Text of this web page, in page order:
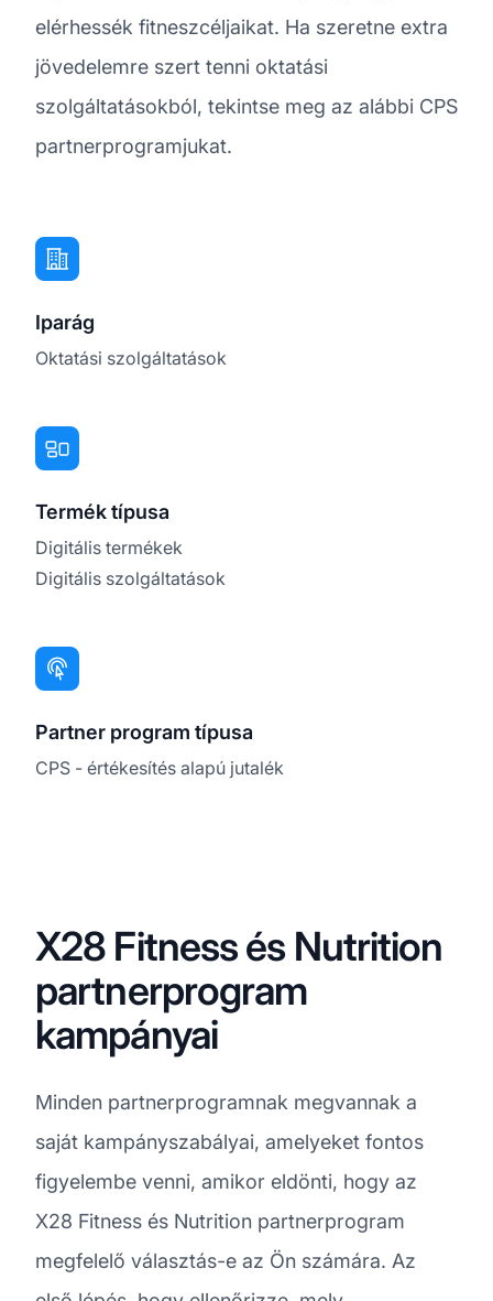
elérhessék fitneszcéljaikat. Ha szeretne extra
jövedelemre szert tenni oktatási
szolgáltatásokból, tekintse meg az alábbi CPS
partnerprogramjukat.
Iparág
Oktatási szolgáltatások
Termék típusa
Digitális termékek
Digitális szolgáltatások
Partner program típusa
CPS - értékesítés alapú jutalék
X28 Fitness és Nutrition
partnerprogram
kampányai
Minden partnerprogramnak megvannak a
saját kampányszabályai, amelyeket fontos
figyelembe venni, amikor eldönti, hogy az
X28 Fitness és Nutrition partnerprogram
megfelelő választás-e az Ön számára. Az